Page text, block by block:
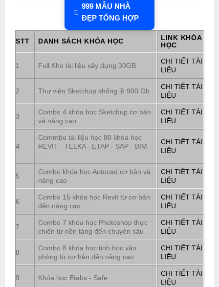
999 MẪU NHÀ
ĐẸP TỔNG HỢP
STT DANH SÁCH KHÓA HỌC
LINK KHÓA
HỌC
1 Full Kho tài liệu xây dựng 30GB
CHI TIẾT TÀI
LIỆU
2 Thư viện Sketchup khổng lồ 900 Gb
CHI TIẾT TÀI
LIỆU
3
Combo 4 khóa học Sketchup cơ bản
và nâng cao
CHI TIẾT TÀI
LIỆU
4
Commbo tài liệu học 80 khóa học
REVIT - TELKA - ETAP - SAP - BIM
...
CHI TIẾT TÀI
LIỆU
5
Combo khóa học Autocad cơ bản và
nâng cao
CHI TIẾT TÀI
LIỆU
6
Combo 15 khóa học Revit từ cơ bản
đến nâng cao
CHI TIẾT TÀI
LIỆU
7
Combo 7 khóa học Photoshop thực
chiến từ nền tảng đến chuyên sâu
CHI TIẾT TÀI
LIỆU
8
Combo 8 khóa học tinh học văn
phòng từ cơ bản đến nâng cao
CHI TIẾT TÀI
LIỆU
9 Khóa học Etabs - Safe
CHI TIẾT TÀI
LIỆU